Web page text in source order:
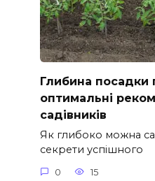
Глибина посадки
оптимальні
садівників
Як глибоко можна
секрети успішного
0 15